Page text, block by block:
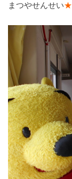
まつやせんせい★